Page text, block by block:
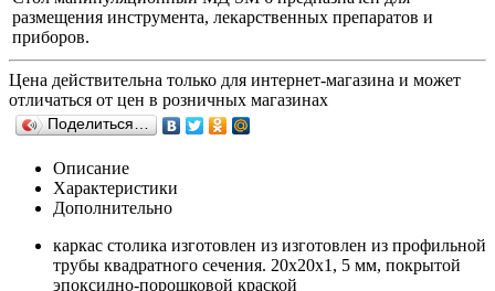
размещения инструмента, лекарственных препаратов и
приборов.
Цена действительна только для интернет-магазина и может
отличаться от цен в розничных магазинах
Поделиться…
Описание
Характеристики
Дополнительно
каркас столика изготовлен из изготовлен из профильной
трубы квадратного сечения. 20х20х1, 5 мм, покрытой
эпоксидно-порошковой краской